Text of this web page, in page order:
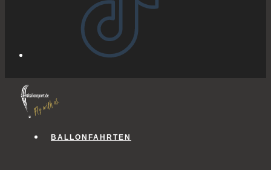
BALLONFAHRTEN